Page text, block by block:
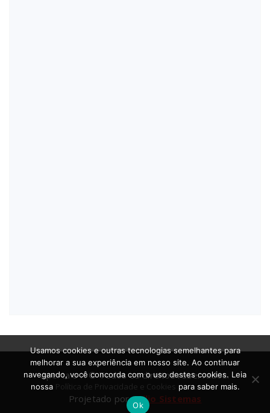
Aperta o X © Todos os direitos reservados.
Projetado porAtilio Sistemas
Usamos cookies e outras tecnologias semelhantes para
melhorar a sua experiência em nosso site. Ao continuar
navegando, você concorda com o uso destes cookies. Leia
nossa Política de Privacidade e Cookies para saber mais.
Ok